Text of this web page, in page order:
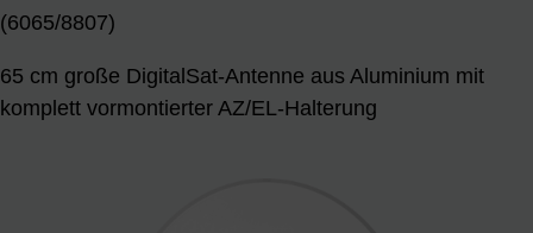
(6065/8807)
65 cm große DigitalSat-Antenne aus Aluminium mit
komplett vormontierter AZ/EL-Halterung